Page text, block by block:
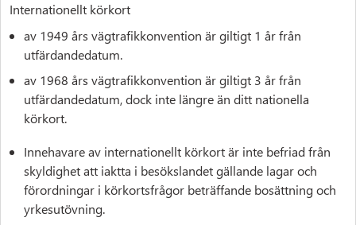
Internationellt körkort
av 1949 års vägtrafikkonvention är giltigt 1 år från
utfärdandedatum.
av 1968 års vägtrafikkonvention är giltigt 3 år från
utfärdandedatum, dock inte längre än ditt nationella
körkort.
Innehavare av internationellt körkort är inte befriad från
skyldighet att iaktta i besökslandet gällande lagar och
förordningar i körkortsfrågor beträffande bosättning och
yrkesutövning.